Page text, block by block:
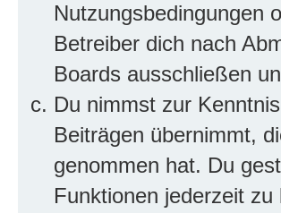
Nutzungsbedingungen
Betreiber dich nach
Boards ausschließen
Du nimmst zur
Beiträgen übernimmt,
genommen hat. Du
Funktionen jederzeit